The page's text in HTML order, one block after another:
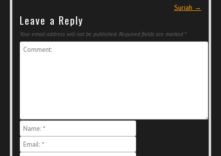
Suriah →
Leave a Reply
Your email address will not be published. Required fields are marked *